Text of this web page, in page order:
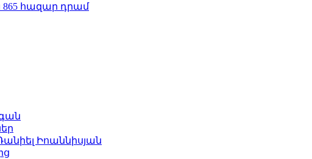
865 հազար դրամ
Իոաննիսյան